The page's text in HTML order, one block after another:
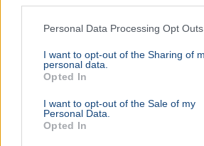
Personal Data Processing Opt Outs
I want to opt-out of the Sharing of
personal data.
Opted In
I want to opt-out of the Sale of my
Personal Data.
Opted In